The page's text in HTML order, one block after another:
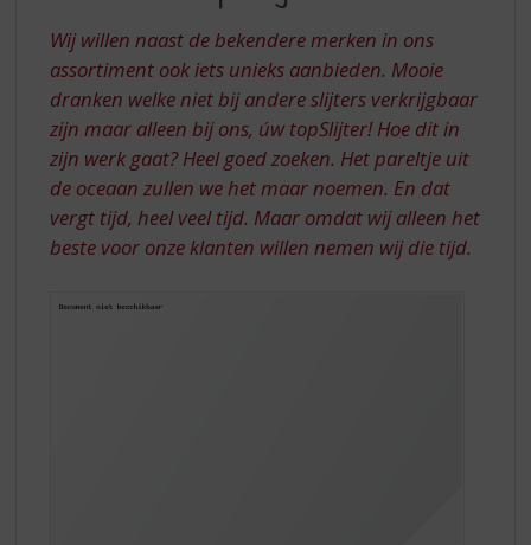
Wij willen naast de bekendere merken in ons
assortiment ook iets unieks aanbieden. Mooie
dranken welke niet bij andere slijters verkrijgbaar
zijn maar alleen bij ons, úw topSlijter! Hoe dit in
zijn werk gaat? Heel goed zoeken. Het pareltje uit
de oceaan zullen we het maar noemen. En dat
vergt tijd, heel veel tijd. Maar omdat wij alleen het
beste voor onze klanten willen nemen wij die tijd.